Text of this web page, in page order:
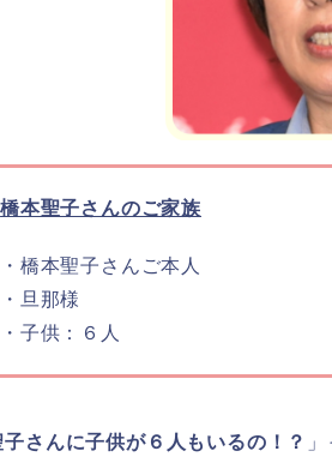
橋本聖子さんのご家族
・橋本聖子さんご本人
・旦那様
・子供：６人
子さんに子供が６人もいるの！？